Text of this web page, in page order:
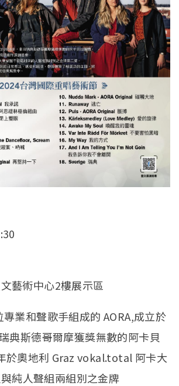
藝術中心2樓展示區
專業和聲歌手組成的 AORA,成立於
典斯德哥爾摩獲獎無數的阿卡貝
於奧地利 Graz vokal.total 阿卡大
純人聲組兩組別之金牌